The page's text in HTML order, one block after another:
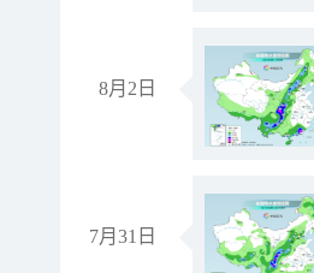
8月2日
7月31日